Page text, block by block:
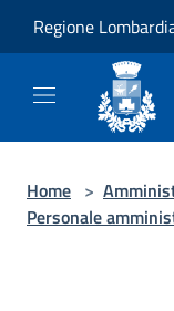
Regione
Home >
Personale